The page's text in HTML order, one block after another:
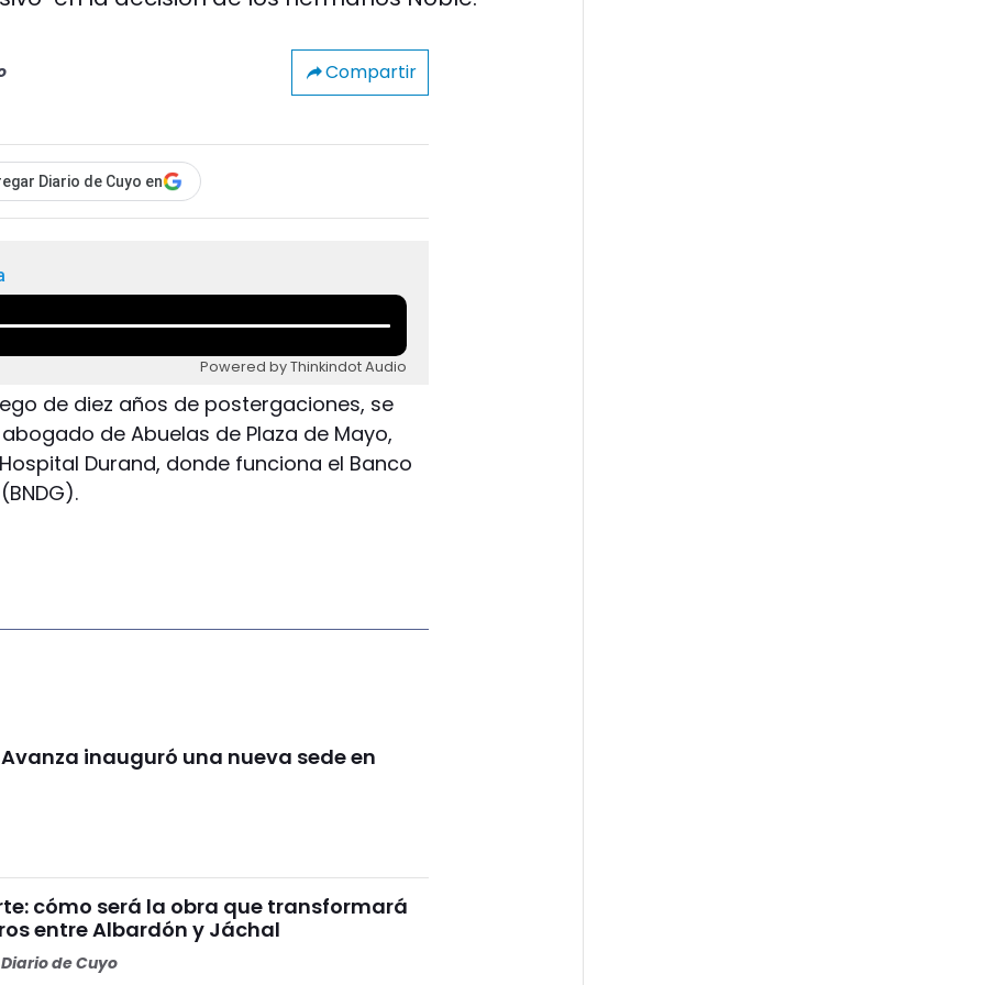
Compartir
Diario de Cuyo en
Powered by Thinkindot Audio
de diez años de postergaciones, se
de Abuelas de Plaza de Mayo,
Durand, donde funciona el Banco
inauguró una nueva sede en
cómo será la obra que transformará
entre Albardón y Jáchal
de Cuyo